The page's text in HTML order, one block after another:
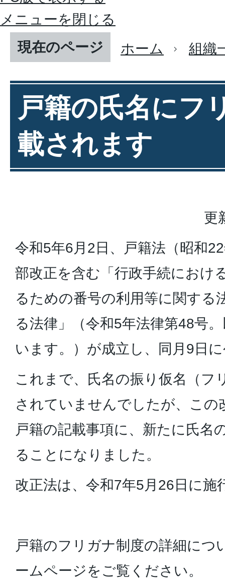
メニューを閉じる
現在のページ
ホーム 組織
戸籍の氏名にフ
載されます
更
令和5年6月2日、戸籍法（昭和
部改正を含む「行政手続におけ
るための番号の利用等に関する
る法律」（令和5年法律第48号
います。）が成立し、同月9日
これまで、氏名の振り仮名（フ
されていませんでしたが、この
戸籍の記載事項に、新たに氏名
ることになりました。
改正法は、令和7年5月26日に施
戸籍のフリガナ制度の詳細につ
ームページをご覧ください。